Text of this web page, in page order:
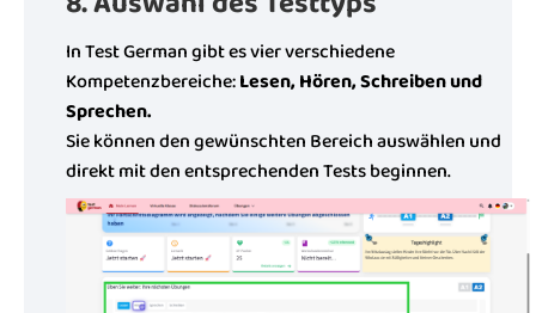
In Test German gibt es vier verschiedene
Kompetenzbereiche:Lesen, Hören, Schreiben und
Sprechen.
Sie können den gewünschten Bereich auswählen und
direkt mit den entsprechenden Tests beginnen.